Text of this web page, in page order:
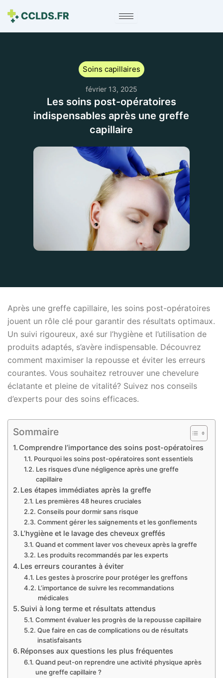
Soins capillaires
février 13, 2025
Les soins post-opératoires
indispensables après une greffe
capillaire
Après une greffe capillaire, les soins post-opératoires
jouent un rôle clé pour garantir des résultats optimaux.
Un suivi rigoureux, axé sur l’hygiène et l’utilisation de
produits adaptés, s’avère indispensable. Découvrez
comment maximiser la repousse et éviter les erreurs
courantes. Vous souhaitez retrouver une chevelure
éclatante et pleine de vitalité? Suivez nos conseils
d’experts pour des soins efficaces.
Sommaire
Comprendre l’importance des soins post-opératoires
Pourquoi les soins post-opératoires sont essentiels
Les risques d’une négligence après une greffe
capillaire
Les étapes immédiates après la greffe
Les premières 48 heures cruciales
Conseils pour dormir sans risque
Comment gérer les saignements et les gonflements
L’hygiène et le lavage des cheveux greffés
Quand et comment laver vos cheveux après la greffe
Les produits recommandés par les experts
Les erreurs courantes à éviter
Les gestes à proscrire pour protéger les greffons
L’importance de suivre les recommandations
médicales
Suivi à long terme et résultats attendus
Comment évaluer les progrès de la repousse capillaire
Que faire en cas de complications ou de résultats
insatisfaisants
Réponses aux questions les plus fréquentes
Quand peut-on reprendre une activité physique après
une greffe capillaire ?